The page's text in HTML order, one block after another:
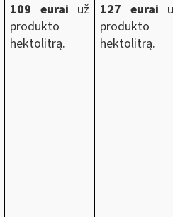
109 eurai už
produkto
hektolitrą.
127 eurai
produkto
hektolitrą.